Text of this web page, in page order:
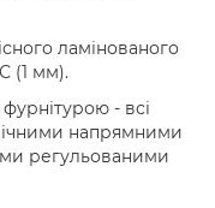
ламінованого
(1 мм).
- всі
напрямними
регульованими